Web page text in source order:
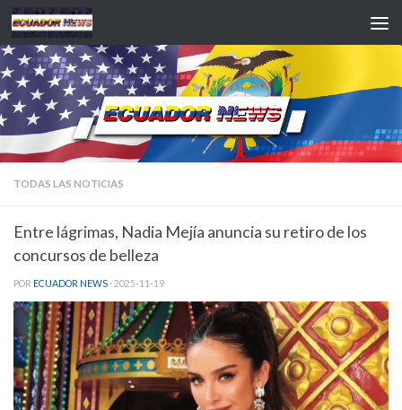
Saltar al contenido
TODAS LAS NOTICIAS
Entre lágrimas, Nadia Mejía anuncia su retiro de los
concursos de belleza
POR ECUADOR NEWS · 2025-11-19